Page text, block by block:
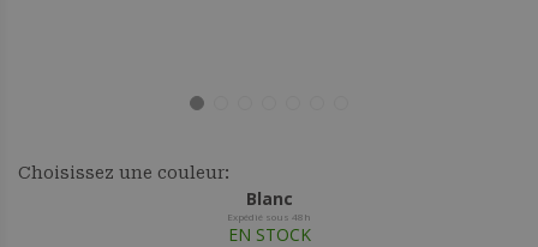
Choisissez une couleur:
Blanc
Expédié sous 48h
EN STOCK